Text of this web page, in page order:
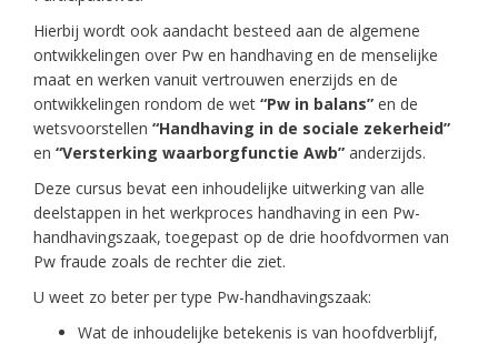
Hierbij wordt ook aandacht besteed aan de algemene
ontwikkelingen over Pw en handhaving en de menselijke
maat en werken vanuit vertrouwen enerzijds en de
ontwikkelingen rondom de wet “Pw in balans” en de
wetsvoorstellen “Handhaving in de sociale zekerheid”
en “Versterking waarborgfunctie Awb” anderzijds.
Deze cursus bevat een inhoudelijke uitwerking van alle
deelstappen in het werkproces handhaving in een Pw-
handhavingszaak, toegepast op de drie hoofdvormen van
Pw fraude zoals de rechter die ziet.
U weet zo beter per type Pw-handhavingszaak:
Wat de inhoudelijke betekenis is van hoofdverblijf,